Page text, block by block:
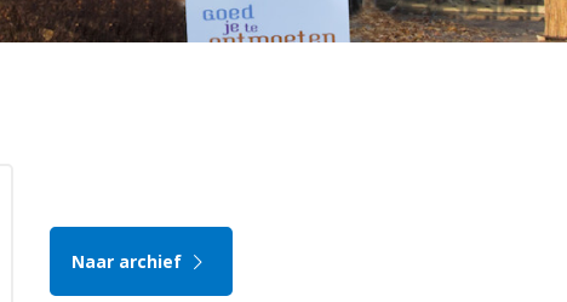
Naar archief